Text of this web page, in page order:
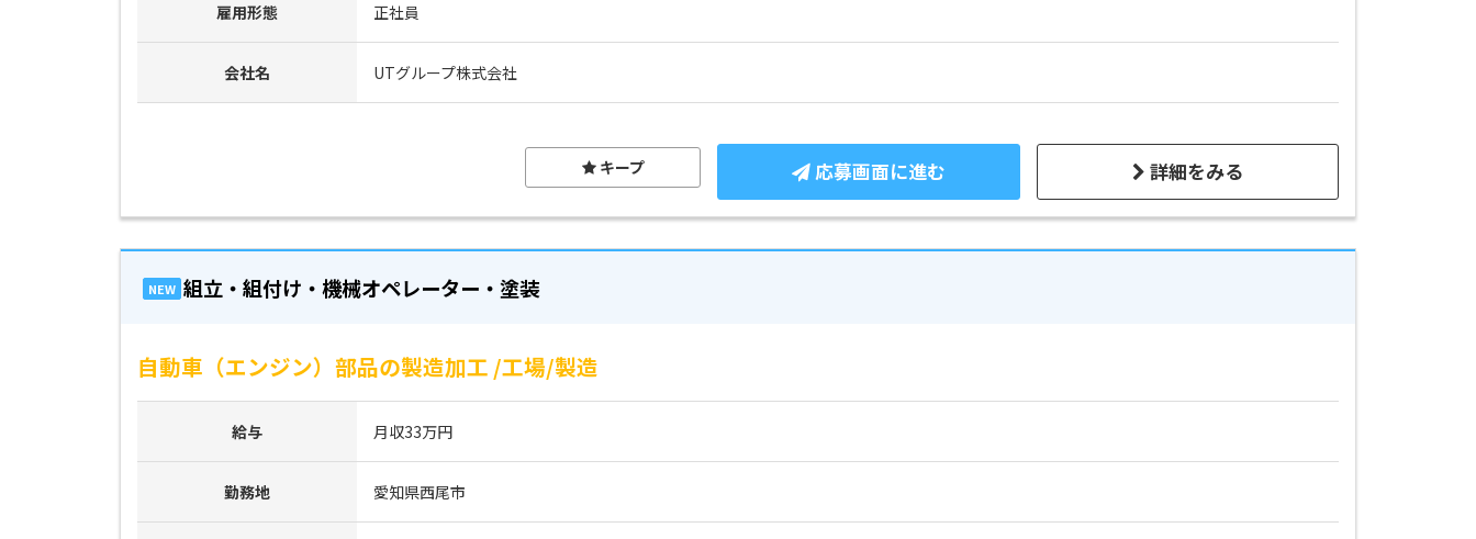
雇用形態 正社員
会社名 UTグループ株式会社
詳細をみる
応募画面に進む
キープ
NEW 組立・組付け・機械オペレーター・塗装
自動車（エンジン）部品の製造加工 /工場/製造
給与 月収33万円
勤務地 愛知県西尾市